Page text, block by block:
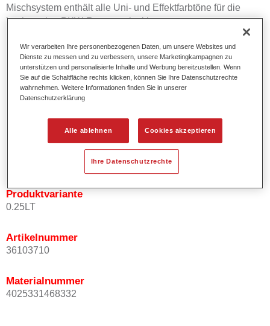
Mischsystem enthält alle Uni- und Effektfarbtöne für die
hochwertige PKW-Reparaturlackierung.
Produktmerkmale
Einfach und schnell zu verarbeiten.
Bietet eine hohe Farbtongenauigkeit und gleichmäßige
Effektausrichtung.
Fördert kurze Prozesszeiten.
Ermöglicht einfaches und sicheres Einlackieren.
Kann variabel eingesetzt werden, z.B. für Innenraum-,
Mehrschicht- und Mehrfarbenlackierungen.
Produktvariante
0.25LT
Artikelnummer
36103710
Materialnummer
4025331468332
Wir verarbeiten Ihre personenbezogenen Daten, um unsere Websites und
Dienste zu messen und zu verbessern, unsere Marketingkampagnen zu
unterstützen und personalisierte Inhalte und Werbung bereitzustellen. Wenn
Sie auf die Schaltfläche rechts klicken, können Sie Ihre Datenschutzrechte
wahrnehmen. Weitere Informationen finden Sie in unserer
Datenschutzerklärung
Alle ablehnen Cookies akzeptieren
Ihre Datenschutzrechte